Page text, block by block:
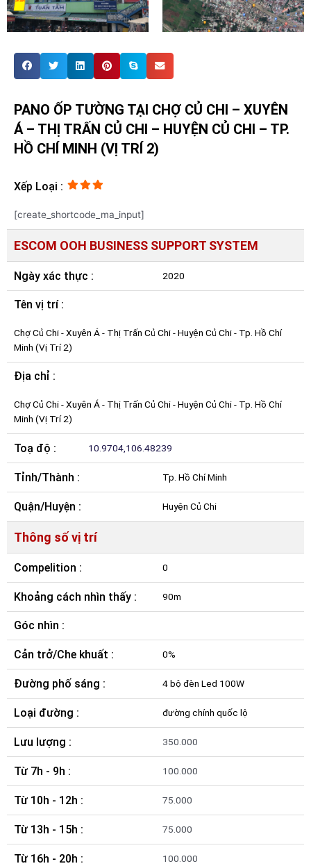
PANO ỐP TƯỜNG TẠI CHỢ CỦ CHI – XUYÊN
Á – THỊ TRẤN CỦ CHI – HUYỆN CỦ CHI – TP.
HỒ CHÍ MINH (VỊ TRÍ 2)
Xếp Loại :
[create_shortcode_ma_input]
ESCOM OOH BUSINESS SUPPORT SYSTEM
Ngày xác thực : 2020
Tên vị trí :
Chợ Củ Chi - Xuyên Á - Thị Trấn Củ Chi - Huyện Củ Chi - Tp. Hồ Chí
Minh (Vị Trí 2)
Địa chỉ :
Chợ Củ Chi - Xuyên Á - Thị Trấn Củ Chi - Huyện Củ Chi - Tp. Hồ Chí
Minh (Vị Trí 2)
Toạ độ : 10.9704,106.48239
Tỉnh/Thành : Tp. Hồ Chí Minh
Quận/Huyện : Huyện Củ Chi
Thông số vị trí
Compelition : 0
Khoảng cách nhìn thấy : 90m
Góc nhìn :
Cản trở/Che khuất : 0%
Đường phố sáng : 4 bộ đèn Led 100W
Loại đường : đường chính quốc lộ
Lưu lượng : 350.000
Từ 7h - 9h : 100.000
Từ 10h - 12h : 75.000
Từ 13h - 15h : 75.000
Từ 16h - 20h : 100.000